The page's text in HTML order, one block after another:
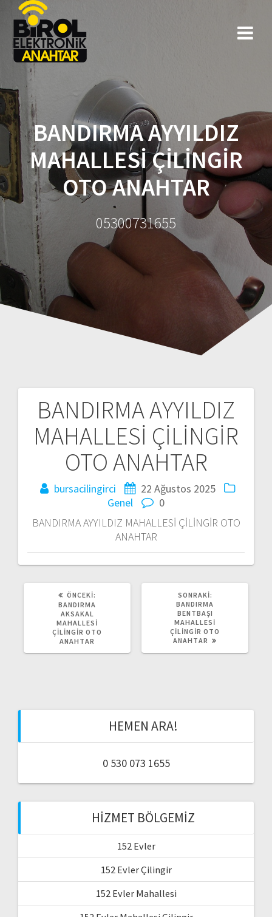
BANDIRMA AYYILDIZ
MAHALLESİ ÇİLİNGİR
OTO ANAHTAR
05300731655
BANDIRMA AYYILDIZ
MAHALLESİ ÇİLİNGİR
OTO ANAHTAR
bursacilingirci
22 Ağustos 2025
Genel
0
BANDIRMA AYYILDIZ MAHALLESİ ÇİLİNGİR OTO
ANAHTAR
o
l
ı
ı
ÖNCEKI:
E
K
BANDIRMA
AKSAKAL
MAHALLESİ
ÇİLİNGİR OTO
ANAHTAR
SONRAKI:
O
R
A
K
BANDIRMA
BENTBAŞI
MAHALLESİ
ÇİLİNGİR OTO
ANAHTAR
HEMEN ARA!
0 530 073 1655
HIZMET BÖLGEMIZ
152 Evler
152 Evler Çilingir
152 Evler Mahallesi